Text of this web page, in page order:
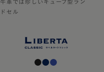
牛革では珍しいキューブ型ラン
ドセル